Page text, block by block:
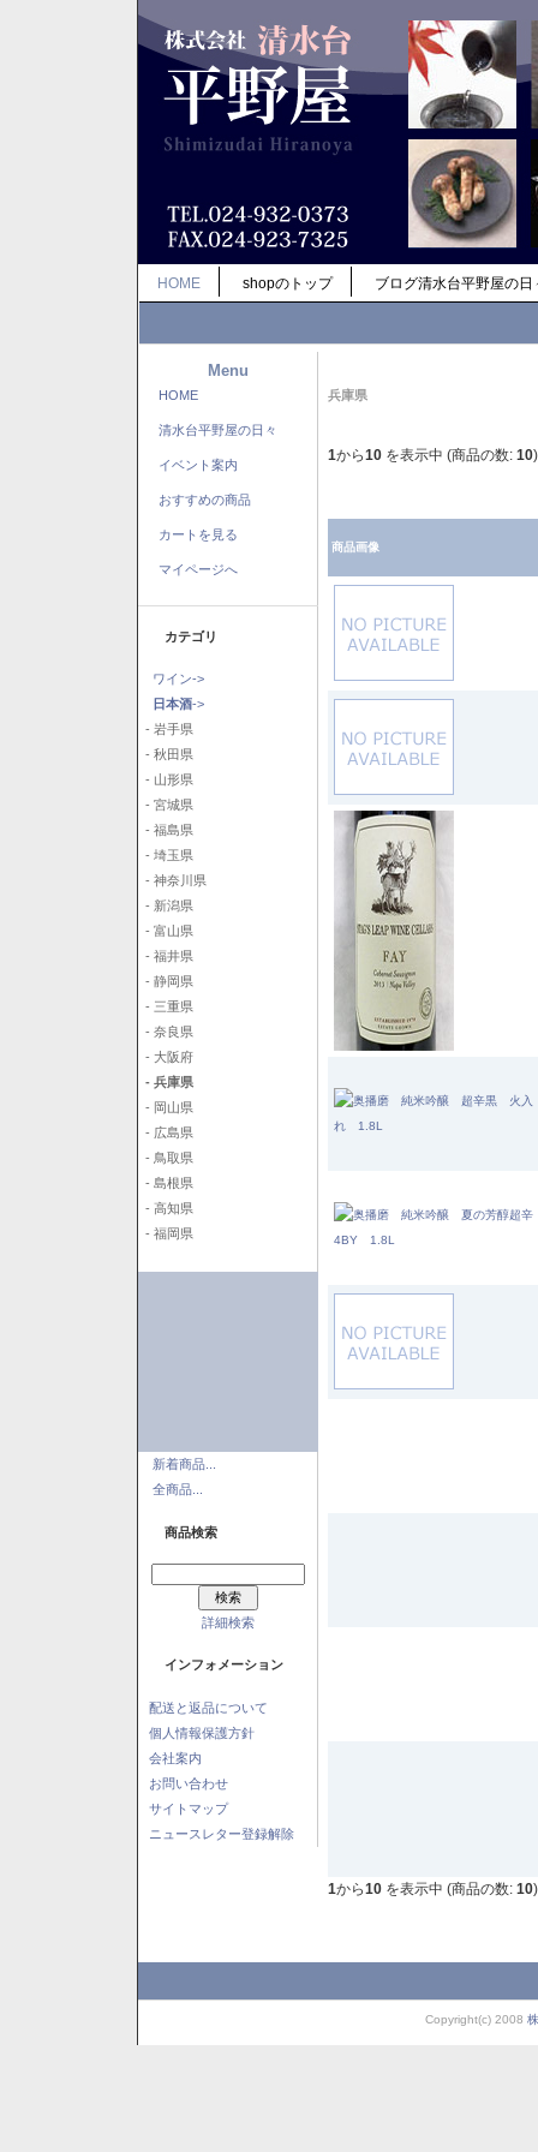
HOME shopのトップ ブログ清水台平野屋の日
Menu
HOME
清水台平野屋の日々
イベント案内
おすすめの商品
カートを見る
マイページへ
カテゴリ
ワイン->
日本酒->
- 岩手県
- 秋田県
- 山形県
- 宮城県
- 福島県
- 埼玉県
- 神奈川県
- 新潟県
- 富山県
- 福井県
- 静岡県
- 三重県
- 奈良県
- 大阪府
- 兵庫県
- 岡山県
- 広島県
- 鳥取県
- 島根県
- 高知県
- 福岡県
新着商品...
全商品...
商品検索
詳細検索
インフォメーション
配送と返品について
個人情報保護方針
会社案内
お問い合わせ
サイトマップ
ニュースレター登録解除
兵庫県
1から10 を表示中 (商品の数: 10)
商品画像
1から10 を表示中 (商品の数: 10)
Copyright(c) 2008